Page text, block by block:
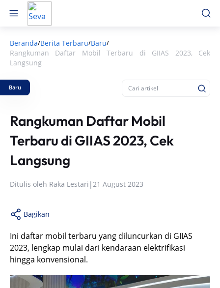
Beranda/Berita Terbaru/Baru/
Rangkuman Daftar Mobil Terbaru di GIIAS 2023, Cek
Langsung
Baru
Rangkuman Daftar Mobil
Terbaru di GIIAS 2023, Cek
Langsung
Ditulis oleh Raka Lestari |21 August 2023
Bagikan
Ini daftar mobil terbaru yang diluncurkan di GIIAS
2023, lengkap mulai dari kendaraan elektrifikasi
hingga konvensional.